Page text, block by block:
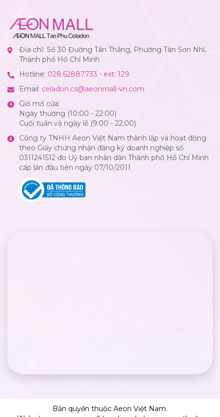
Địa chỉ: Số 30 Đường Tân Thắng, Phường Tân Sơn Nhì,
Thành phố Hồ Chí Minh
Hotline: 028.62887733 - ext: 129
Email: celadon.cs@aeonmall-vn.com
Giờ mở cửa:
Ngày thường (10:00 - 22:00)
Cuối tuần và ngày lễ (9:00 - 22:00)
Công ty TNHH Aeon Việt Nam thành lập và hoạt động
theo Giấy chứng nhận đăng ký doanh nghiệp số
0311241512 do Uỷ ban nhân dân Thành phố Hồ Chí Minh
cấp lần đầu tiên ngày 07/10/2011
Bản quyền thuộc Aeon Việt Nam.